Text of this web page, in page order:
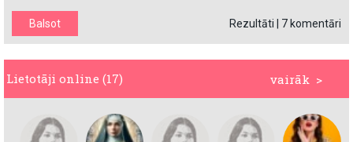
Rezultāti 7 komentāri
vairāk >
Lietotāji online (17)